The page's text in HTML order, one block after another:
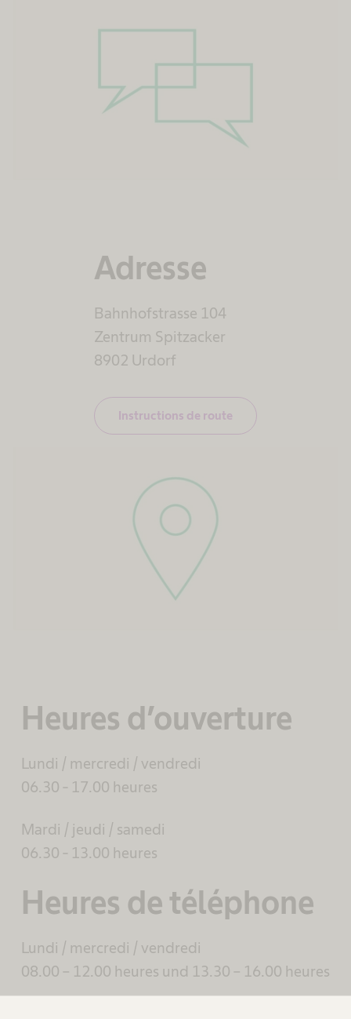
Adresse
Bahnhofstrasse 104
Zentrum Spitzacker
8902 Urdorf​
Instructions de route
Heures d’ouverture​
Lundi / mercredi / vendredi​
06.30 - 17.00 heures
Mardi / jeudi​ / samedi
06.30 - 13.00 heures
Heures de téléphone
Lundi / mercredi / vendredi
08.00 – 12.00 heures und 13.30 – 16.00 heures